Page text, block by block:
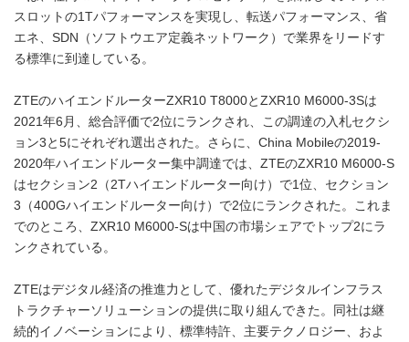
スロットの1Tパフォーマンスを実現し、転送パフォーマンス、省
エネ、SDN（ソフトウエア定義ネットワーク）で業界をリードす
る標準に到達している。
ZTEのハイエンドルーターZXR10 T8000とZXR10 M6000-3Sは
2021年6月、総合評価で2位にランクされ、この調達の入札セクシ
ョン3と5にそれぞれ選出された。さらに、China Mobileの2019-
2020年ハイエンドルーター集中調達では、ZTEのZXR10 M6000-S
はセクション2（2Tハイエンドルーター向け）で1位、セクション
3（400Gハイエンドルーター向け）で2位にランクされた。これま
でのところ、ZXR10 M6000-Sは中国の市場シェアでトップ2にラ
ンクされている。
ZTEはデジタル経済の推進力として、優れたデジタルインフラス
トラクチャーソリューションの提供に取り組んできた。同社は継
続的イノベーションにより、標準特許、主要テクノロジー、およ